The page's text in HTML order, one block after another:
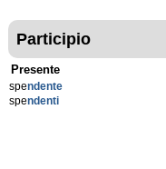
Participio
Presente
spendente
spendenti